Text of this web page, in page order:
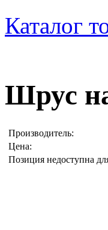
Каталог
Шрус
Производитель:
Цена:
Позиция недоступна